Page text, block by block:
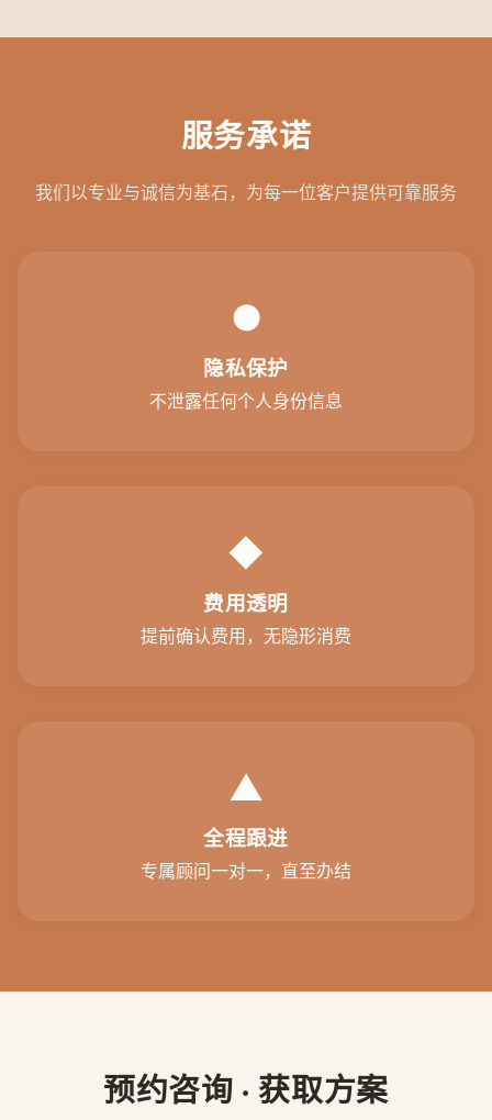
服务承诺
我们以专业与诚信为基石，为每一位客户提供可靠服务
●
隐私保护
不泄露任何个人身份信息
◆
费用透明
提前确认费用，无隐形消费
▲
全程跟进
专属顾问一对一，直至办结
预约咨询 · 获取方案